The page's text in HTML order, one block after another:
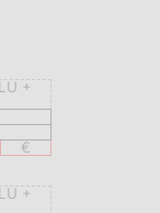
€